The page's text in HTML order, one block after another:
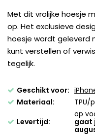
Met dit vrolijke hoesje
op. Het exclusieve
hoesje wordt geleverd
kunt verstellen of
tegelijk.
Geschikt voor:
Materiaal:
TPU/
Levertijd:
op
gaat